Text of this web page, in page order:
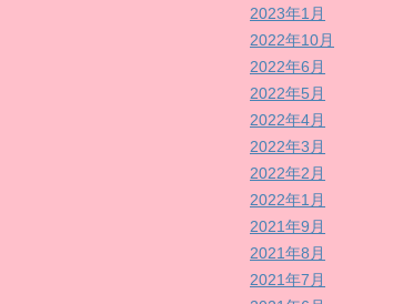
2023年1月
2022年10月
2022年6月
2022年5月
2022年4月
2022年3月
2022年2月
2022年1月
2021年9月
2021年8月
2021年7月